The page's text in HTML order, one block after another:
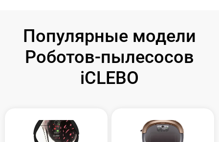
Популярные модели
Роботов-пылесосов
iCLEBO